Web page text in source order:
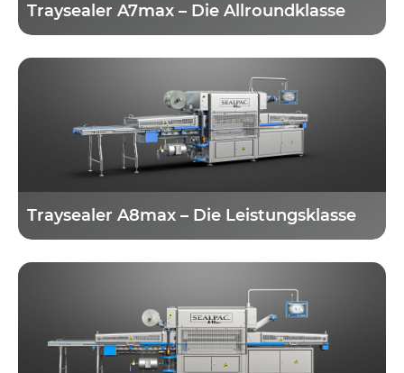
Traysealer A7max – Die Allroundklasse
Traysealer A8max – Die Leistungsklasse